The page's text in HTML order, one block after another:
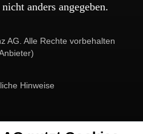
anders angegeben.
AG. Alle Rechte vorbehalten
Hinweise